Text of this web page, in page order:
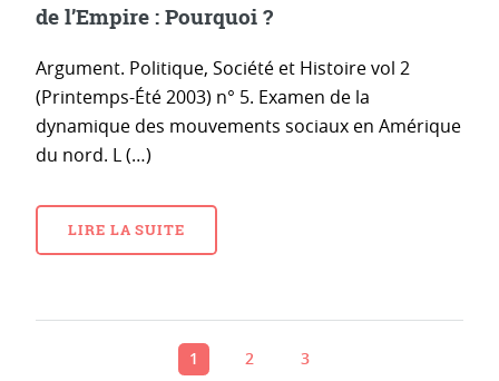
de l’Empire : Pourquoi ?
Argument. Politique, Société et Histoire vol 2
(Printemps-Été 2003) n° 5. Examen de la
dynamique des mouvements sociaux en Amérique
du nord. L (…)
LIRE LA SUITE
1 2 3